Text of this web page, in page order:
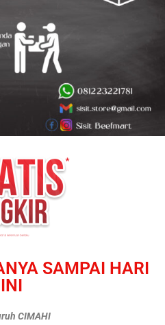
SAMPAI HARI
INI
CIMAHI